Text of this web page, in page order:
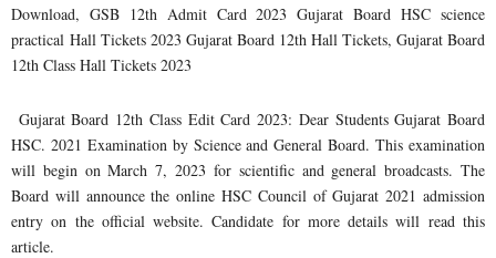
Download, GSB 12th Admit Card 2023 Gujarat Board HSC science
practical Hall Tickets 2023 Gujarat Board 12th Hall Tickets, Gujarat Board
12th Class Hall Tickets 2023
Gujarat Board 12th Class Edit Card 2023: Dear Students Gujarat Board
HSC. 2021 Examination by Science and General Board. This examination
will begin on March 7, 2023 for scientific and general broadcasts. The
Board will announce the online HSC Council of Gujarat 2021 admission
entry on the official website. Candidate for more details will read this
article.